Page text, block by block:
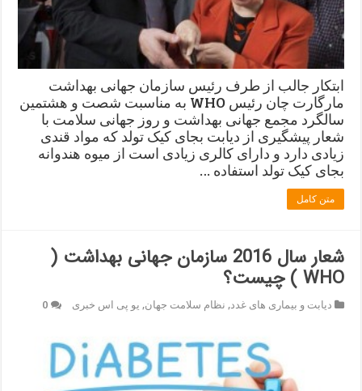
ابتکار جالب از طرف رئیس سازمان جهانی بهداشت
مارگارت چان رئیس WHO به مناسبت شصت و هشتمین
سالگرد مجمع جهانی بهداشت و روز جهانی سلامت با
شعار پیشگیری از دیابت بجای کیک تولد که مواد قندی
زیادی دارد و دارای کالری زیادی است از میوه هندوانه
بجای کیک تولد استفاده …
متن کامل
شعار سال 2016 سازمان جهانی بهداشت (
WHO ) چیست؟
دیابت و بیماری های غدد, نظام سلامت جهان, یو پی اس خبری 0